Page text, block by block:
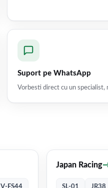
Suport pe WhatsApp
Vorbesti direct cu un specialist,
Japan Racing